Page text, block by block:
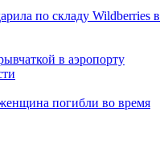
по складу Wildberries в
в аэропорту
погибли во время